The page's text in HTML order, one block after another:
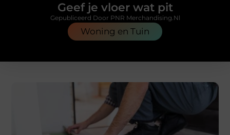
Geef je vloer wat pit
Woning en Tuin
Gepubliceerd Door PNR Merchandising.nl